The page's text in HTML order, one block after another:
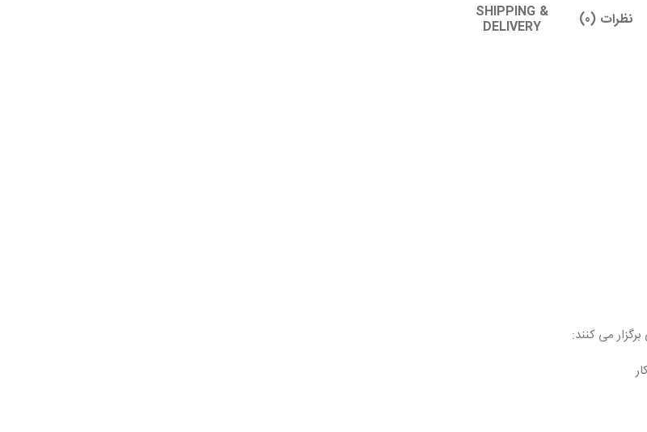
نظرات (0) SHIPPING &
DELIVERY
می کنند: